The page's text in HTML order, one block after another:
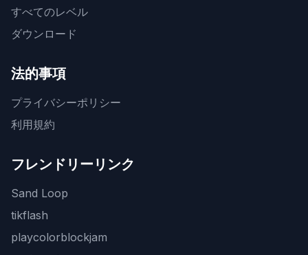
すべてのレベル
ダウンロード
法的事項
プライバシーポリシー
利用規約
フレンドリーリンク
Sand Loop
tikflash
playcolorblockjam